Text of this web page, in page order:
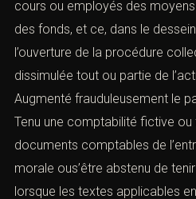
banqueroute ne peut être
activitécommerciale, artisanale,
indépendante y compris une
L. 654-1 du Code de commerce).
b). — L’élément
Comme indiqué par l’
article L.